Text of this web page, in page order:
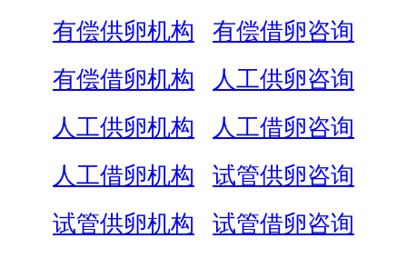
有偿供卵机构
有偿借卵咨询
有偿借卵机构
人工供卵咨询
人工供卵机构
人工借卵咨询
人工借卵机构
试管供卵咨询
试管供卵机构
试管借卵咨询